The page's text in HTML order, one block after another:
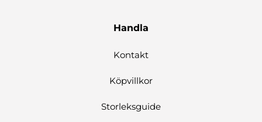
Handla
Kontakt
Köpvillkor
Storleksguide